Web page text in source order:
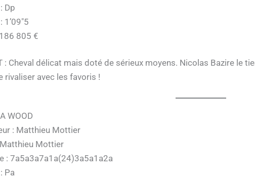
Dp
1’09″5
805 €
: Cheval délicat mais doté de sérieux moyens. Nicolas Bazire le
rivaliser avec les favoris !
WOOD
: Matthieu Mottier
Mottier
: 7a5a3a7a1a(24)3a5a1a2a
Pa